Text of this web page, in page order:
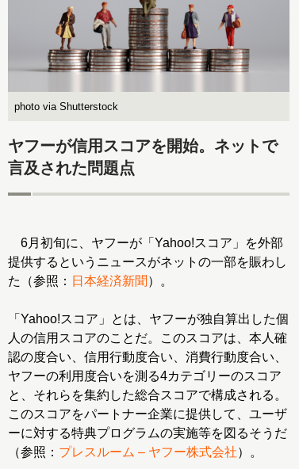
photo via Shutterstock
ヤフーが信用スコアを開始。ネットで
言及された問題点
6月初旬に、ヤフーが「Yahoo!スコア」を外部
提供するというニュースがネットの一部を賑わし
た（参照： 日本経済新聞 ）。
「Yahoo!スコア」とは、ヤフーが独自算出した個
人の信用スコアのことだ。このスコアは、本人確
認の度合い、信用行動度合い、消費行動度合い、
ヤフーの利用度合いを測る4カテゴリーのスコア
と、それらを集約した総合スコアで構成される。
このスコアをパートナー企業に提供して、ユーザ
ーに対する特典プログラムの実施等を図るそうだ
（参照： プレスルーム – ヤフー株式会社）。